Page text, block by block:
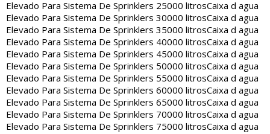
Elevado Para Sistema De Sprinklers 25000 litrosCaixa d agua
Elevado Para Sistema De Sprinklers 30000 litrosCaixa d agua
Elevado Para Sistema De Sprinklers 35000 litrosCaixa d agua
Elevado Para Sistema De Sprinklers 40000 litrosCaixa d agua
Elevado Para Sistema De Sprinklers 45000 litrosCaixa d agua
Elevado Para Sistema De Sprinklers 50000 litrosCaixa d agua
Elevado Para Sistema De Sprinklers 55000 litrosCaixa d agua
Elevado Para Sistema De Sprinklers 60000 litrosCaixa d agua
Elevado Para Sistema De Sprinklers 65000 litrosCaixa d agua
Elevado Para Sistema De Sprinklers 70000 litrosCaixa d agua
Elevado Para Sistema De Sprinklers 75000 litrosCaixa d agua